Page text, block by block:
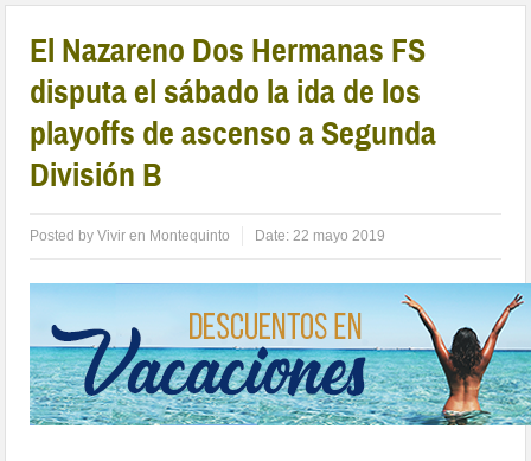
El Nazareno Dos Hermanas FS
disputa el sábado la ida de los
playoffs de ascenso a Segunda
División B
Posted byVivir en Montequinto Date:22 mayo 2019